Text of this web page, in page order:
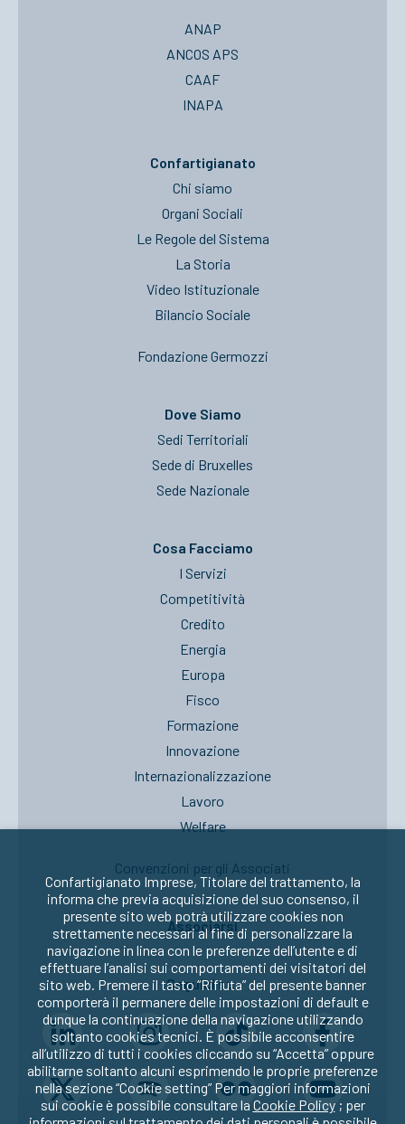
ANAP
ANCOS APS
CAAF
INAPA
Confartigianato
Chi siamo
Organi Sociali
Le Regole del Sistema
La Storia
Video Istituzionale
Bilancio Sociale
Fondazione Germozzi
Dove Siamo
Sedi Territoriali
Sede di Bruxelles
Sede Nazionale
Cosa Facciamo
I Servizi
Competitività
Credito
Energia
Europa
Fisco
Formazione
Innovazione
Internazionalizzazione
Lavoro
Welfare
Convenzioni per gli Associati
Associarsi
Seguici su:
Confartigianato Imprese, Titolare del trattamento, la
informa che previa acquisizione del suo consenso, il
presente sito web potrà utilizzare cookies non
strettamente necessari al fine di personalizzare la
navigazione in linea con le preferenze dell’utente e di
effettuare l’analisi sui comportamenti dei visitatori del
sito web. Premere il tasto “Rifiuta” del presente banner
comporterà il permanere delle impostazioni di default e
dunque la continuazione della navigazione utilizzando
soltanto cookies tecnici. È possibile acconsentire
all’utilizzo di tutti i cookies cliccando su “Accetta” oppure
abilitarne soltanto alcuni esprimendo le proprie preferenze
nella sezione “Cookie setting” Per maggiori informazioni
sui cookie è possibile consultare la Cookie Policy; per